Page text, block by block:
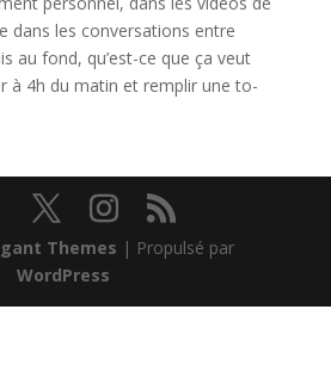
dans les conversations entre
au fond, qu’est-ce que ça veut
à 4h du matin et remplir une to-
Themes | Propulsé par
WordPress